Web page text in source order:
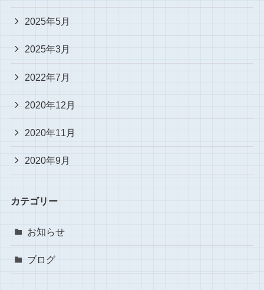
2025年5月
2025年3月
2022年7月
2020年12月
2020年11月
2020年9月
カテゴリー
お知らせ
ブログ